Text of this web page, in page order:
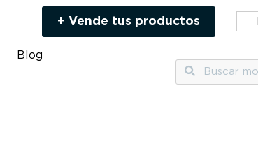
+ Vende tus productos
Blog
BuscarBuscar